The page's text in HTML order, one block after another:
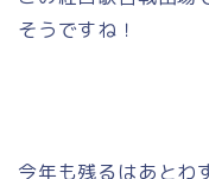
そうですね！
今年も残るはあとわ